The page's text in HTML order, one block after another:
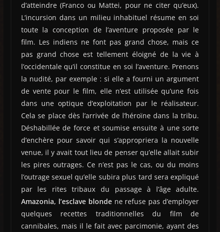
d’atteindre (Franco ou Mattei, pour ne citer qu’eux).
L’incursion dans un milieu inhabituel résume en soi
toute la conception de l’aventure proposée par le
film. Les indiens ne font pas grand chose, mais ce
pas grand chose est tellement éloigné de la vie à
l’occidentale qu’il constitue en soi l’aventure. Prenons
la nudité, par exemple : si elle a fourni un argument
de vente pour le film, elle n’est utilisée qu’une fois
dans une optique d’exploitation par le réalisateur.
Cela se place dès l’arrivée de l’héroïne dans la tribu.
Déshabillée de force et soumise ensuite à une sorte
d’enchère pour savoir qui s’appropriera la nouvelle
venue, il y avait tout lieu de penser qu’elle allait subir
les pires outrages. Ce n’est pas le cas, ou du moins
l’outrage sexuel qu’elle subira plus tard sera expliqué
par les rites tribaux du passage à l’âge adulte.
Amazonia, l’esclave blondene refuse pas d’employer
quelques recettes traditionnelles du film de
cannibales, mais il le fait avec parcimonie, ayant des